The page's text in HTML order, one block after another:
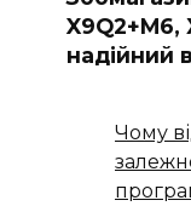
X9Q2+M6,
надійний
Чому